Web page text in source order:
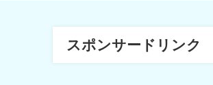
スポンサードリンク